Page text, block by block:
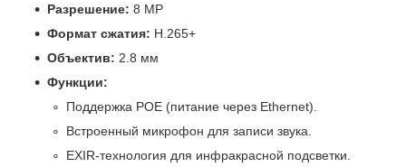
Разрешение: 8 MP
Формат сжатия: H.265+
Объектив: 2.8 мм
Функции:
Поддержка POE (питание через Ethernet).
Встроенный микрофон для записи звука.
EXIR-технология для инфракрасной подсветки.